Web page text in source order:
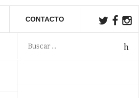
CONTACTO